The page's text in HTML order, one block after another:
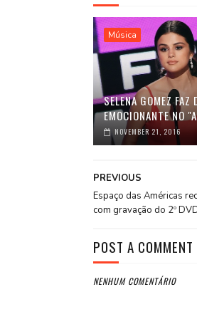
Música
SELENA GOMEZ FAZ
EMOCIONANTE NO
NOVEMBER 21, 2016
PREVIOUS
Espaço das Américas
com gravação do 2º
POST A COMMENT
NENHUM COMENTÁRIO